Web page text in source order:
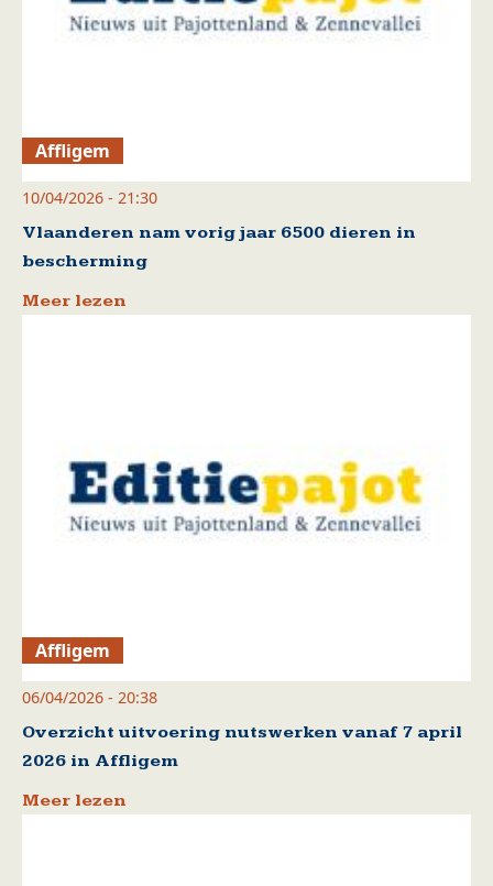
Affligem
10/04/2026 - 21:30
Vlaanderen nam vorig jaar 6500 dieren in
bescherming
Meer lezen
Affligem
06/04/2026 - 20:38
Overzicht uitvoering nutswerken vanaf 7 april
2026 in Affligem
Meer lezen